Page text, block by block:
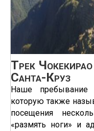
Трек
Санта-Круз
Наше пребывание
которую также
посещения
«размять ноги» и